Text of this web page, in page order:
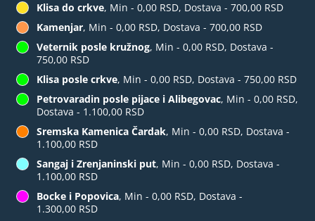
Klisa do crkve, Min - 0,00 RSD, Dostava - 700,00 RSD
Kamenjar, Min - 0,00 RSD, Dostava - 700,00 RSD
Veternik posle kružnog, Min - 0,00 RSD, Dostava -
750,00 RSD
Klisa posle crkve, Min - 0,00 RSD, Dostava - 750,00 RSD
Petrovaradin posle pijace i Alibegovac, Min - 0,00 RSD,
Dostava - 1.100,00 RSD
Sremska Kamenica Čardak, Min - 0,00 RSD, Dostava -
1.100,00 RSD
Sangaj i Zrenjaninski put, Min - 0,00 RSD, Dostava -
1.100,00 RSD
Bocke i Popovica, Min - 0,00 RSD, Dostava -
1.300,00 RSD